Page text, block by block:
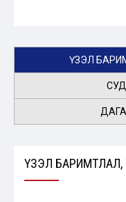
ҮЗЭЛ
ҮЗЭЛ БАРИМТЛАЛ,